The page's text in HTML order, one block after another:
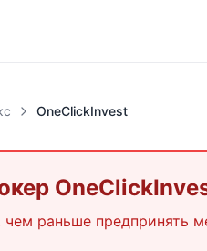
OneClickInvest
раньше предпринять